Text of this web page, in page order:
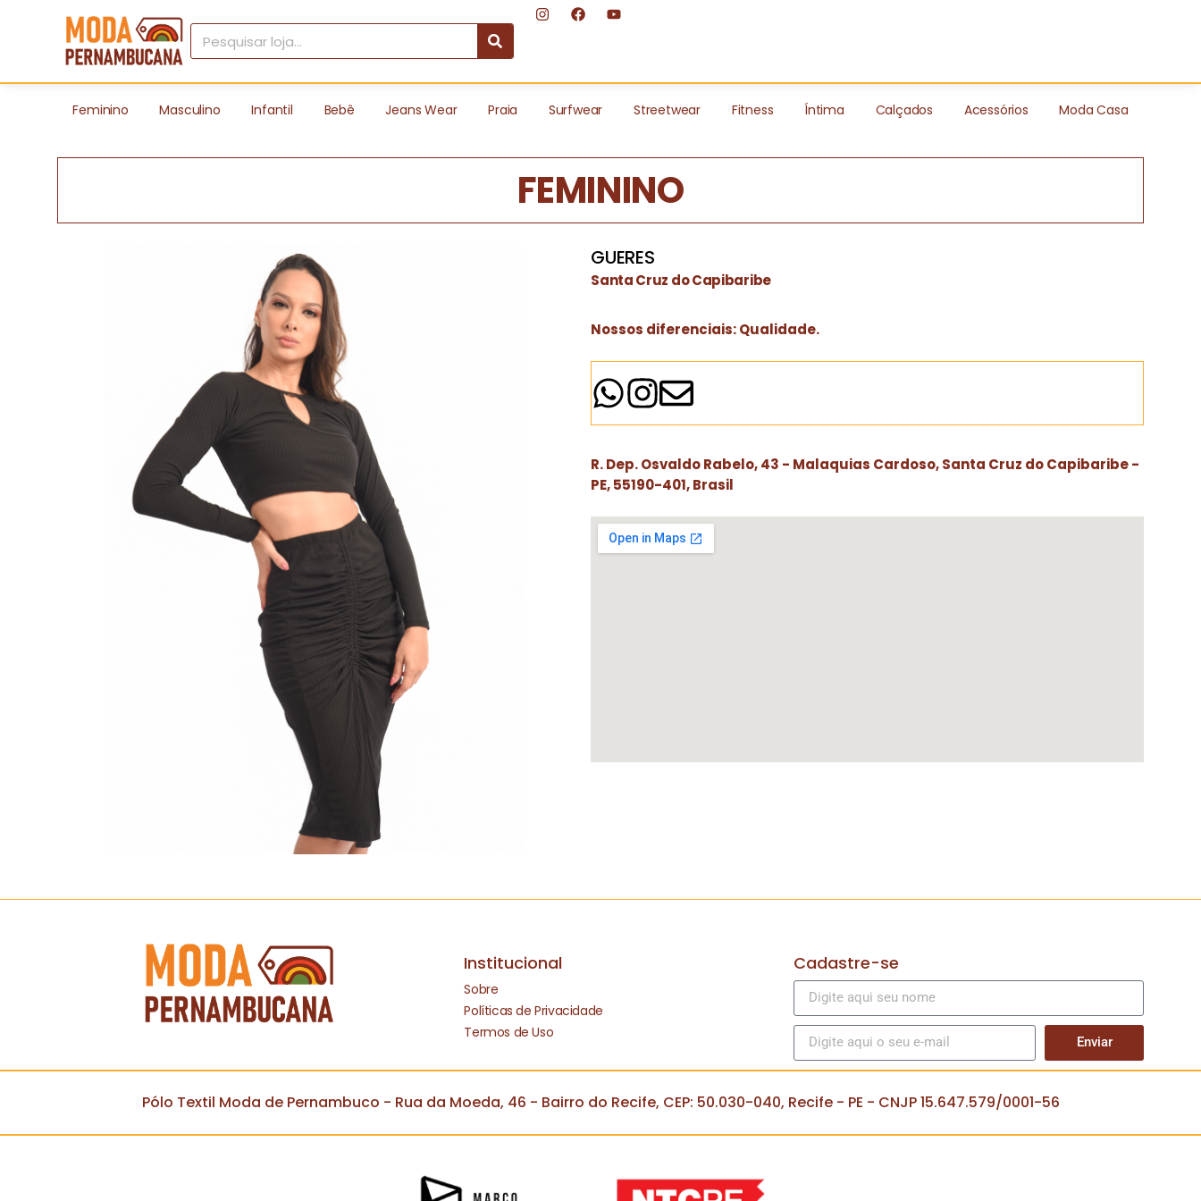
Feminino Masculino Infantil Bebê Jeans Wear Praia Surfwear Streetwear Fitness Íntima Calçados Acessórios Moda Casa
FEMININO
GUERES
Santa Cruz do Capibaribe
Nossos diferenciais: Qualidade.
R. Dep. Osvaldo Rabelo, 43 - Malaquias Cardoso, Santa Cruz do Capibaribe -
PE, 55190-401, Brasil
Institucional
Sobre
Políticas de Privacidade
Termos de Uso
Cadastre-se
Enviar
Pólo Textil Moda de Pernambuco - Rua da Moeda, 46 - Bairro do Recife, CEP: 50.030-040, Recife - PE - CNJP 15.647.579/0001-56